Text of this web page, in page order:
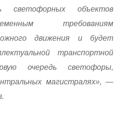
светофорных объектов
требованиям
движения и будет
транспортной
очередь светофоры,
магистралях», —